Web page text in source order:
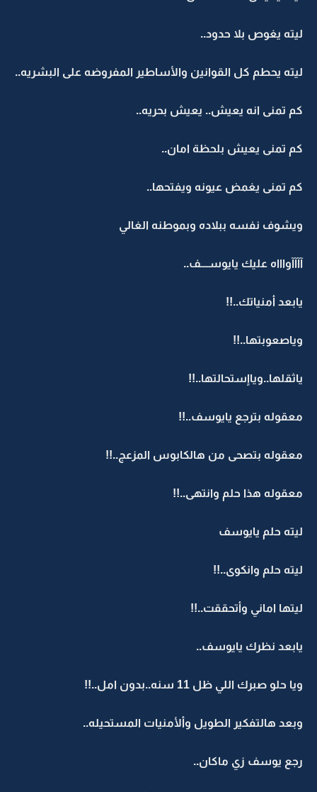
ليته يغوص بلا حدود..
ليته يحطم كل القوانين والأساطير المفروضه على البشريه..
كم تمنى انه يعيش.. يعيش بحريه..
كم تمنى يعيش بلحظة امان..
كم تمنى يغمض عيونه ويفتحها..
ويشوف نفسه ببلاده وبموطنه الغالي
آآآآواااه عليك يايوســــف..
يابعد أمنياتك..!!
وياصعوبتها..!!
ياثقلها..ويااٍستحالتها..!!
معقوله بترجع يايوسف..!!
معقوله بتصحى من هالكابوس المزعج..!!
معقوله هذا حلم وانتهى..!!
ليته حلم يايوسف
ليته حلم وانكوى..!!
ليتها اماني وأتحققت..!!
يابعد نظرك يايوسف..
ويا حلو صبرك اللي ظل 11 سنه..بدون امل..!!
وبعد هالتفكير الطويل وألأمنيات المستحيله..
رجع يوسف زي ماكان..